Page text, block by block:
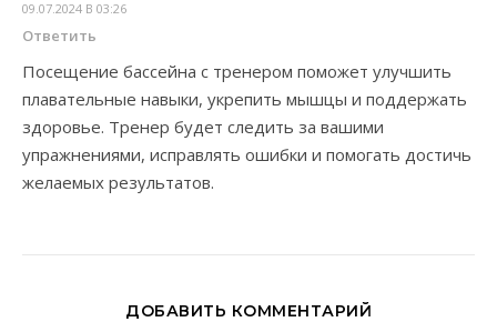
09.07.2024 В 03:26
Ответить
Посещение бассейна с тренером поможет улучшить
плавательные навыки, укрепить мышцы и поддержать
здоровье. Тренер будет следить за вашими
упражнениями, исправлять ошибки и помогать достичь
желаемых результатов.
ДОБАВИТЬ КОММЕНТАРИЙ